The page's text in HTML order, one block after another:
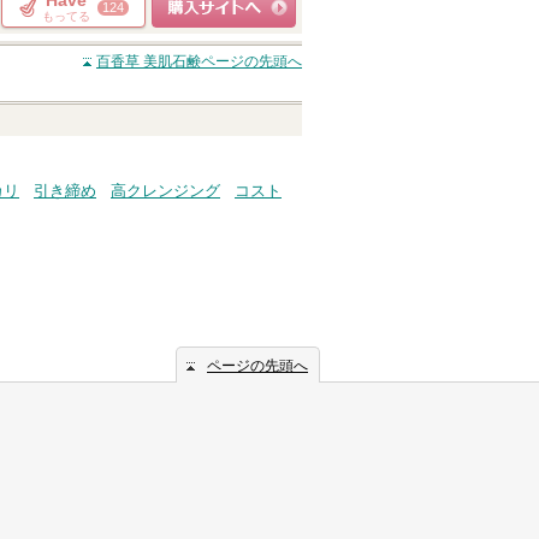
もってる
124
ショッピングサイト
へ
百香草 美肌石鹸ページの先頭へ
引き締め 高クレンジング
コスト
ページの先頭へ